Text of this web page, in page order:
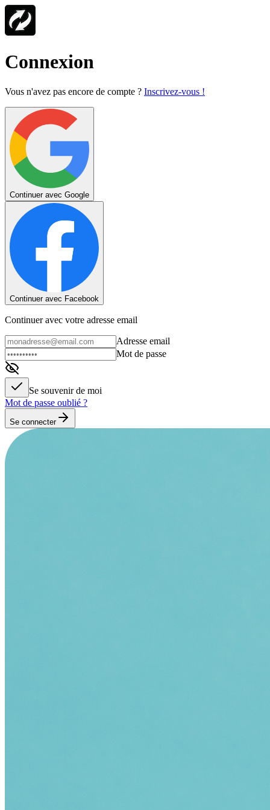
Connexion
Vous n'avez pas encore de compte ? Inscrivez-vous !
Continuer avec Google
Continuer avec Facebook
Continuer avec votre adresse email
Adresse email
Mot de passe
Se souvenir de moi
Mot de passe oublié ?
Se connecter